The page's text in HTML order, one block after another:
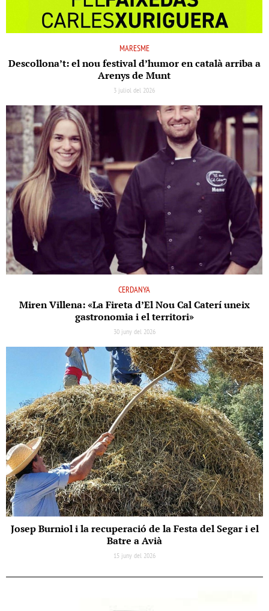
MARESME
Descollona’t: el nou festival d’humor en català arriba a
Arenys de Munt
3 juliol del 2026
CERDANYA
Miren Villena: «La Fireta d’El Nou Cal Caterí uneix
gastronomia i el territori»
30 juny del 2026
Josep Burniol i la recuperació de la Festa del Segar i el
Batre a Avià
15 juny del 2026